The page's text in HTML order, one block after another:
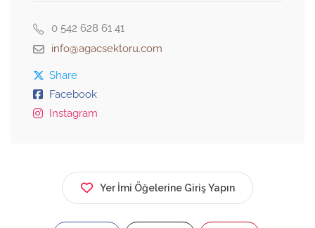
0 542 628 61 41
info@agacsektoru.com
Share
Facebook
Instagram
Yer İmi Öğelerine Giriş Yapın